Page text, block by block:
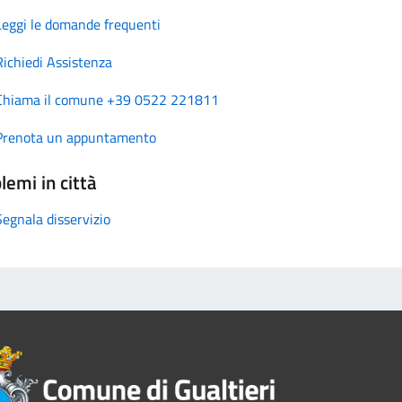
le domande frequenti
Assistenza
il comune +39 0522 221811
un appuntamento
in città
disservizio